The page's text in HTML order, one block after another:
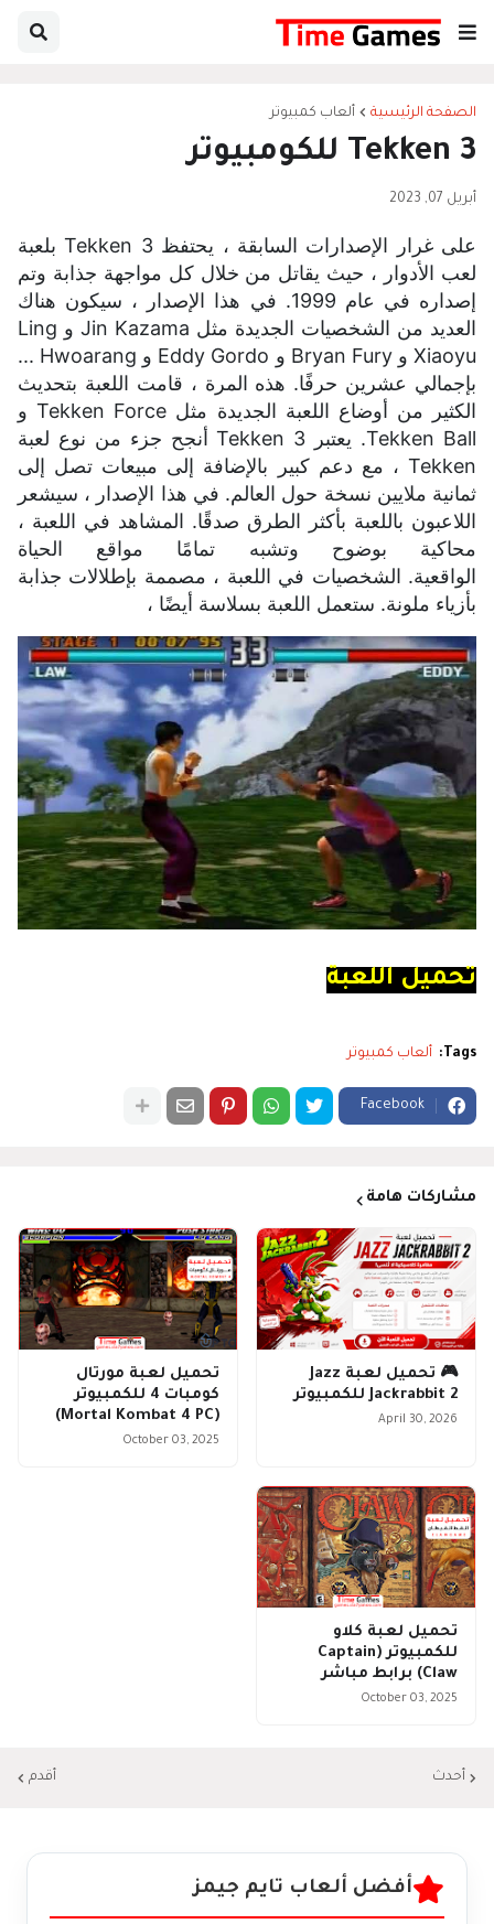
الصفحة الرئيسية ألعاب كمبيوتر
Tekken 3 للكومبيوتر
أبريل 07, 2023
على غرار الإصدارات السابقة ، يحتفظ Tekken 3 بلعبة
لعب الأدوار ، حيث يقاتل من خلال كل مواجهة جذابة وتم
إصداره في عام 1999. في هذا الإصدار ، سيكون هناك
العديد من الشخصيات الجديدة مثل Jin Kazama و Ling
Xiaoyu و Bryan Fury و Eddy Gordo و Hwoarang ...
بإجمالي عشرين حرفًا. هذه المرة ، قامت اللعبة بتحديث
الكثير من أوضاع اللعبة الجديدة مثل Tekken Force و
Tekken Ball.
يعتبر Tekken 3 أنجح جزء من نوع لعبة
Tekken ، مع دعم كبير بالإضافة إلى مبيعات تصل إلى
ثمانية ملايين نسخة حول العالم. في هذا الإصدار ، سيشعر
اللاعبون باللعبة بأكثر الطرق صدقًا. المشاهد في اللعبة ،
محاكية بوضوح وتشبه تمامًا مواقع الحياة
الواقعية. الشخصيات في اللعبة ، مصممة بإطلالات جذابة
بأزياء ملونة. ستعمل اللعبة بسلاسة أيضًا ،
تحميل اللعبة
Tags: ألعاب كمبيوتر
Facebook
مشاركات هامة
🎮 تحميل لعبة Jazz
Jackrabbit 2 للكمبيوتر
April 30, 2026
تحميل لعبة مورتال
كومبات 4 للكمبيوتر
(Mortal Kombat 4 PC)
October 03, 2025
تحميل لعبة كلاو
للكمبيوتر (Captain
Claw) برابط مباشر
October 03, 2025
أحدث أقدم
أفضل ألعاب تايم جيمز